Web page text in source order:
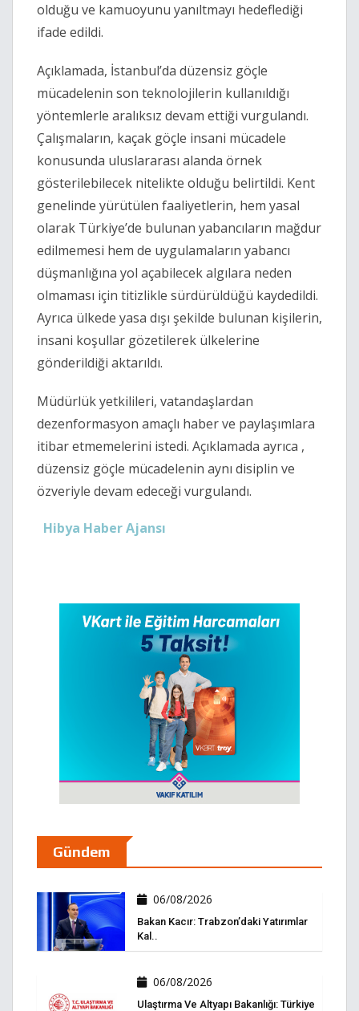
olduğu ve kamuoyunu yanıltmayı hedeflediği
ifade edildi.
Açıklamada, İstanbul’da düzensiz göçle
mücadelenin son teknolojilerin kullanıldığı
yöntemlerle aralıksız devam ettiği vurgulandı.
Çalışmaların, kaçak göçle insani mücadele
konusunda uluslararası alanda örnek
gösterilebilecek nitelikte olduğu belirtildi. Kent
genelinde yürütülen faaliyetlerin, hem yasal
olarak Türkiye’de bulunan yabancıların mağdur
edilmemesi hem de uygulamaların yabancı
düşmanlığına yol açabilecek algılara neden
olmaması için titizlikle sürdürüldüğü kaydedildi.
Ayrıca ülkede yasa dışı şekilde bulunan kişilerin,
insani koşullar gözetilerek ülkelerine
gönderildiği aktarıldı.
Müdürlük yetkilileri, vatandaşlardan
dezenformasyon amaçlı haber ve paylaşımlara
itibar etmemelerini istedi. Açıklamada ayrıca ,
düzensiz göçle mücadelenin aynı disiplin ve
özveriyle devam edeceği vurgulandı.
Hibya Haber Ajansı
Gündem
06/08/2026
Bakan Kacır: Trabzon’daki Yatırımlar
Kal..
06/08/2026
Ulaştırma Ve Altyapı Bakanlığı: Türkiye